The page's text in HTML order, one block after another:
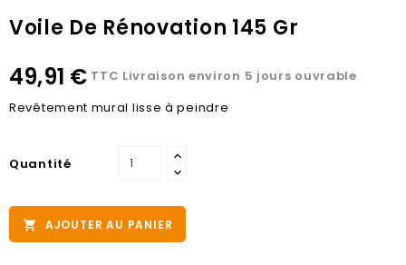
Voile De Rénovation 145 Gr
49,91 € TTC Livraison environ 5 jours ouvrable
Revêtement mural lisse à peindre
Quantité
 AJOUTER AU PANIER